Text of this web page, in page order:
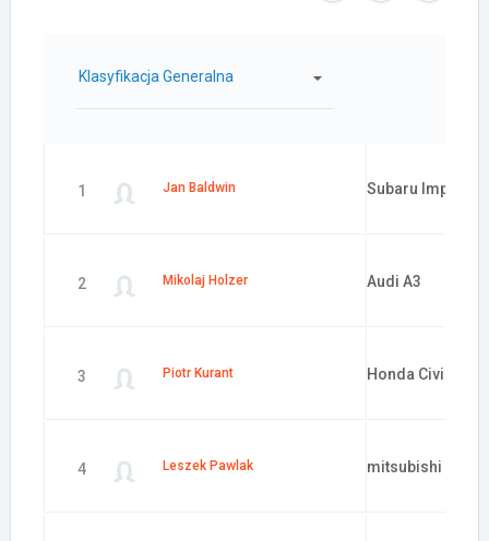
Klasyfikacja Generalna
1 Jan Baldwin Subaru Impreza
2 Mikolaj Holzer Audi A3
3 Piotr Kurant Honda Civic
4 Leszek Pawlak mitsubishi